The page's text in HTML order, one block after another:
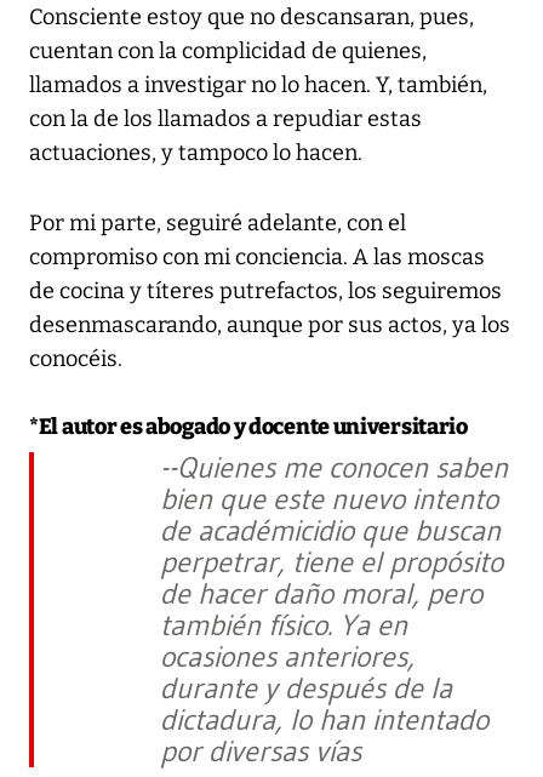
Consciente estoy que no descansaran, pues,
cuentan con la complicidad de quienes,
llamados a investigar no lo hacen. Y, también,
con la de los llamados a repudiar estas
actuaciones, y tampoco lo hacen.
Por mi parte, seguiré adelante, con el
compromiso con mi conciencia. A las moscas
de cocina y títeres putrefactos, los seguiremos
desenmascarando, aunque por sus actos, ya los
conocéis.
*El autor es abogado y docente universitario
--Quienes me conocen saben
bien que este nuevo intento
de académicidio que buscan
perpetrar, tiene el propósito
de hacer daño moral, pero
también físico. Ya en
ocasiones anteriores,
durante y después de la
dictadura, lo han intentado
por diversas vías